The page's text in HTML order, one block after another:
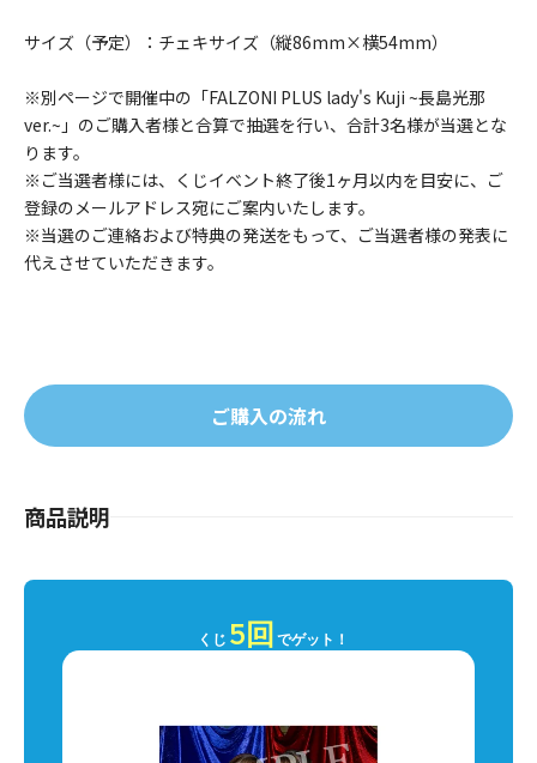
サイズ（予定）：チェキサイズ（縦86mm×横54mm）
※別ページで開催中の「FALZONI PLUS lady's Kuji ~長島光那
ver.~」のご購入者様と合算で抽選を行い、合計3名様が当選とな
ります。
※ご当選者様には、くじイベント終了後1ヶ月以内を目安に、ご
登録のメールアドレス宛にご案内いたします。
※当選のご連絡および特典の発送をもって、ご当選者様の発表に
代えさせていただきます。
ご購入の流れ
商品説明
くじ 5回でゲット！